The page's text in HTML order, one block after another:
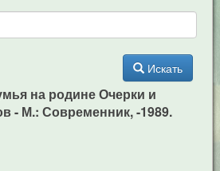
Искать
на родине Очерки и
- М.: Современник, -1989.